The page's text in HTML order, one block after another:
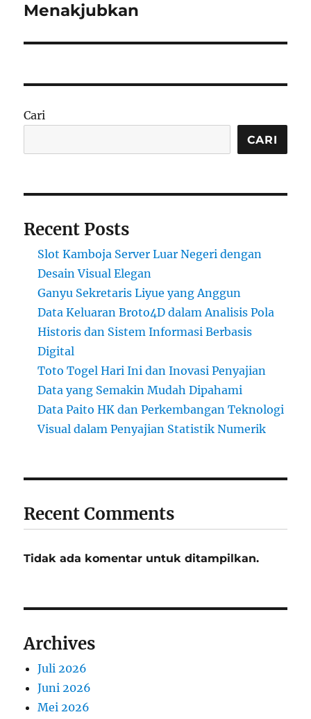
Menakjubkan
Cari
CARI
Recent Posts
Slot Kamboja Server Luar Negeri dengan
Desain Visual Elegan
Ganyu Sekretaris Liyue yang Anggun
Data Keluaran Broto4D dalam Analisis Pola
Historis dan Sistem Informasi Berbasis
Digital
Toto Togel Hari Ini dan Inovasi Penyajian
Data yang Semakin Mudah Dipahami
Data Paito HK dan Perkembangan Teknologi
Visual dalam Penyajian Statistik Numerik
Recent Comments
Tidak ada komentar untuk ditampilkan.
Archives
Juli 2026
Juni 2026
Mei 2026